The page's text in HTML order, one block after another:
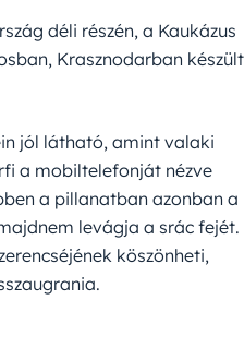
déli részén, a Kaukázus
Krasznodarban készült
jól látható, amint valaki
a mobiltelefonját nézve
a pillanatban azonban a
levágja a srác fejét.
köszönheti,